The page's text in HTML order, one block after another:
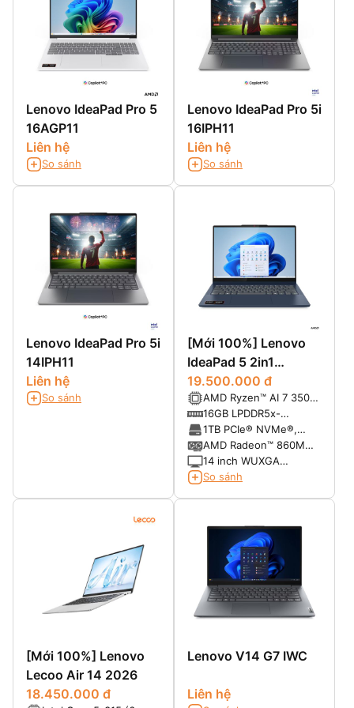
Lenovo IdeaPad Pro 5
16AGP11
Liên hệ
So sánh
Lenovo IdeaPad Pro 5i
16IPH11
Liên hệ
So sánh
Lenovo IdeaPad Pro 5i
14IPH11
Liên hệ
So sánh
[Mới 100%] Lenovo
IdeaPad 5 2in1
14AKP10 (Ryzen AI 7
350, Ram 16GB SSD
1TB, 14 inch FHD+
Touch)
19.500.000 đ
AMD Ryzen™ AI 7 350
(8 Cores / 16 Threads,
Turbo 5.0 GHz )
16GB LPDDR5x-
7500MHz (onboard)
1TB PCIe® NVMe®,
PCIe® 4.0 x4
AMD Radeon™ 860M
Integrated
14 inch WUXGA
(1920x1200), Multi-
So sánh
[Mới 100%] Lenovo
Lecoo Air 14 2026
18.450.000 đ
Lenovo V14 G7 IWC
Liên hệ